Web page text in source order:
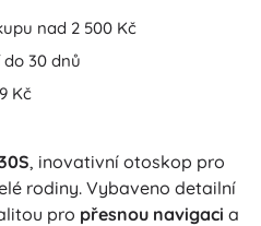
nad 2 500 Kč
30 dnů
Kč
, inovativní otoskop pro
rodiny. Vybaveno detailní
pro přesnou navigaci a